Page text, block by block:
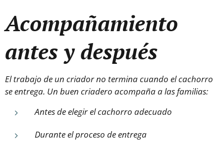
Acompañamiento
antes y después
El trabajo de un criador no termina cuando el cachorro
se entrega. Un buen criadero acompaña a las familias:
Antes de elegir el cachorro adecuado
Durante el proceso de entrega